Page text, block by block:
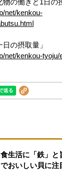
物の働きと1日の
net/kenkou-
の摂取量」
net/kenkou-
食生活に「鉄」
でおいしい貝に注